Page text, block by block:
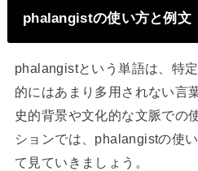
phalangistの使い方と例文
phalangistという単語は、特
的にはあまり多用されない言
史的背景や文化的な文脈での
ションでは、phalangistの使
て見ていきましょう。